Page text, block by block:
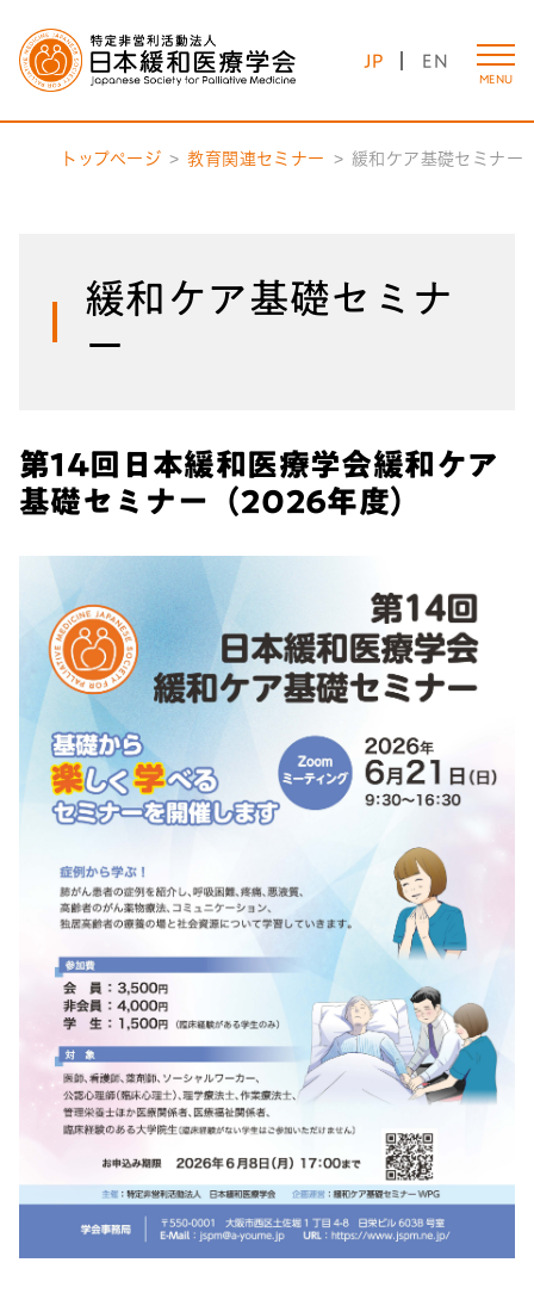
JP EN
MENU
トップページ 教育関連セミナー 緩和ケア基礎セミナー
緩和ケア基礎セミナ
ー
第14回日本緩和医療学会緩和ケア
基礎セミナー（2026年度）